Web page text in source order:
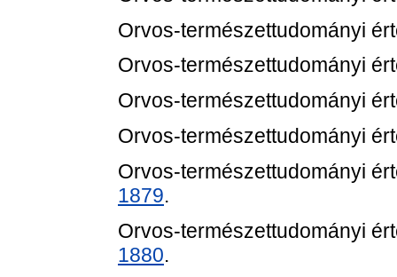
Orvos-természettudományi
Orvos-természettudományi
Orvos-természettudományi
Orvos-természettudományi
Orvos-természettudományi
1879.
Orvos-természettudományi
1880.